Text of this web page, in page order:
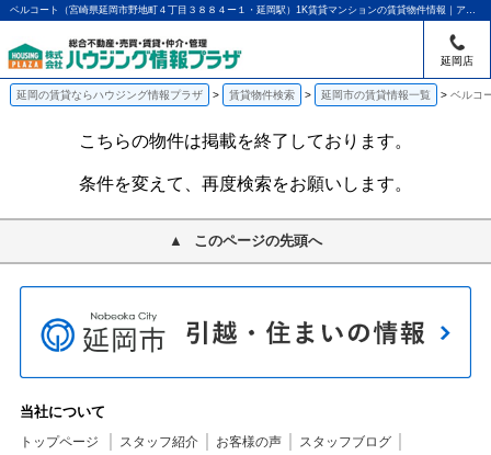
ベルコート（宮崎県延岡市野地町４丁目３８８４ー１・延岡駅）1K賃貸マンションの賃貸物件情報｜アパマンショップ延岡店｜ハウジング情報プラザ
延岡店
延岡の賃貸ならハウジング情報プラザ 賃貸物件検索 延岡市の賃貸情報一覧 ベルコ
こちらの物件は掲載を終了しております。
条件を変えて、再度検索をお願いします。
このページの先頭へ
当社について
トップページ スタッフ紹介 お客様の声
スタッフブログ